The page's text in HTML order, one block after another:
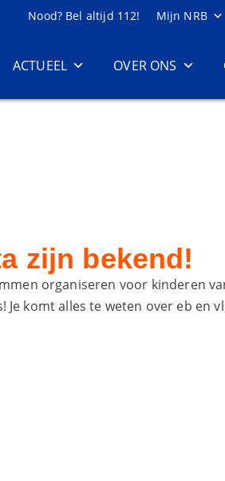
Nood? Bel altijd 112! Mijn NRB
ACTUEEL OVER ONS
zijn bekend!
organiseren voor kinderen
Je komt alles te weten over eb en